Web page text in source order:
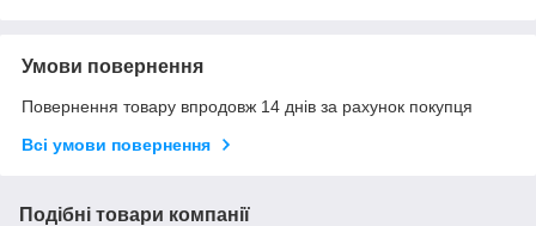
Умови повернення
Повернення товару впродовж 14 днів за рахунок покупця
Всі умови повернення
Подібні товари компанії